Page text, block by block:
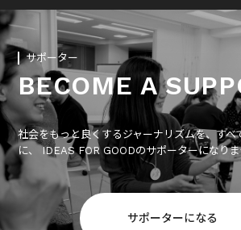
サポーター
BECOME A
社会をもっと良くするジャーナリズムを、すべ
に、 IDEAS FOR GOODのサポーターになりま
サポーターになる